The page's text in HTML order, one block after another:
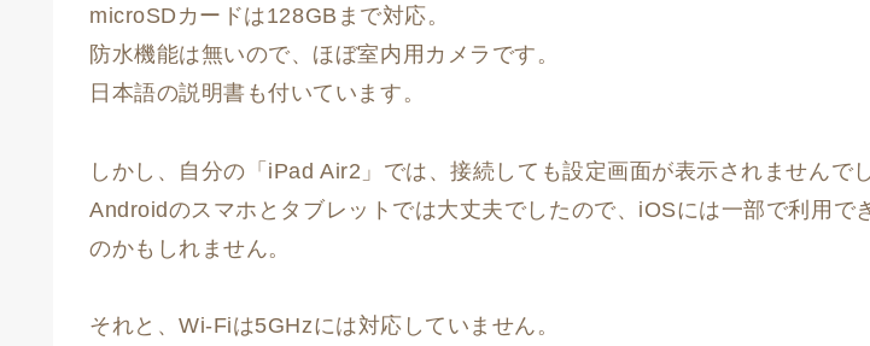
microSDカードは128GBまで対応。
防水機能は無いので、ほぼ室内用カメラです。
日本語の説明書も付いています。
しかし、自分の「iPad Air2」では、接続しても設定画面が表示されませんでし
Androidのスマホとタブレットでは大丈夫でしたので、iOSには一部で利用で
のかもしれません。
それと、Wi-Fiは5GHzには対応していません。